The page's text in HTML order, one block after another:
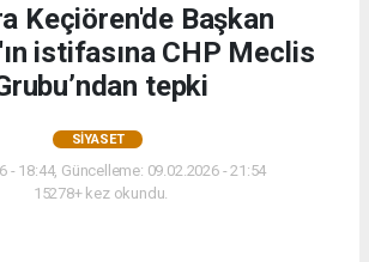
Keçiören'de Başkan
istifasına CHP Meclis
tepki
SIYASET
- 18:44, Güncelleme: 09.02.2026 - 21:54
15278+ kez okundu.